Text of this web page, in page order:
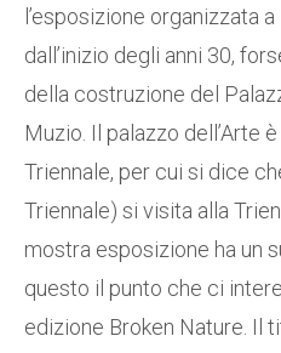
l’esposizione organizzata
dall’inizio degli anni 30,
della costruzione del
Muzio. Il palazzo dell’Arte
Triennale, per cui si dice
Triennale) si visita alla
mostra esposizione ha un
questo il punto che ci
edizione Broken Nature. Il